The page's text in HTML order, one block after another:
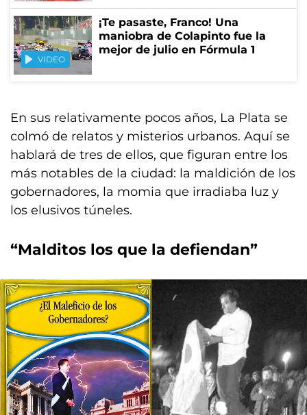
VIDEO
¡Te pasaste, Franco! Una
maniobra de Colapinto fue la
mejor de julio en Fórmula 1
En sus relativamente pocos años, La Plata se
colmó de relatos y misterios urbanos. Aquí se
hablará de tres de ellos, que figuran entre los
más notables de la ciudad: la maldición de los
gobernadores, la momia que irradiaba luz y
los elusivos túneles.
“Malditos los que la defiendan”